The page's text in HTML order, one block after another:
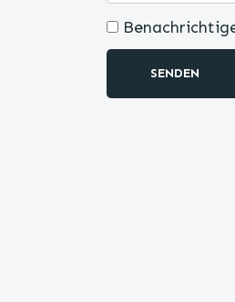
SENDEN